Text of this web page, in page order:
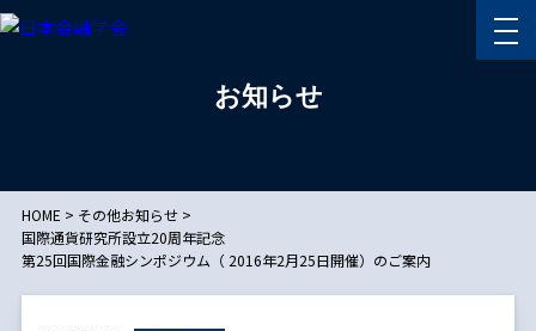
お知らせ
HOME > その他お知らせ>
国際通貨研究所設立20周年記念
第25回国際金融シンポジウム（ 2016年2月25日開催）のご案内